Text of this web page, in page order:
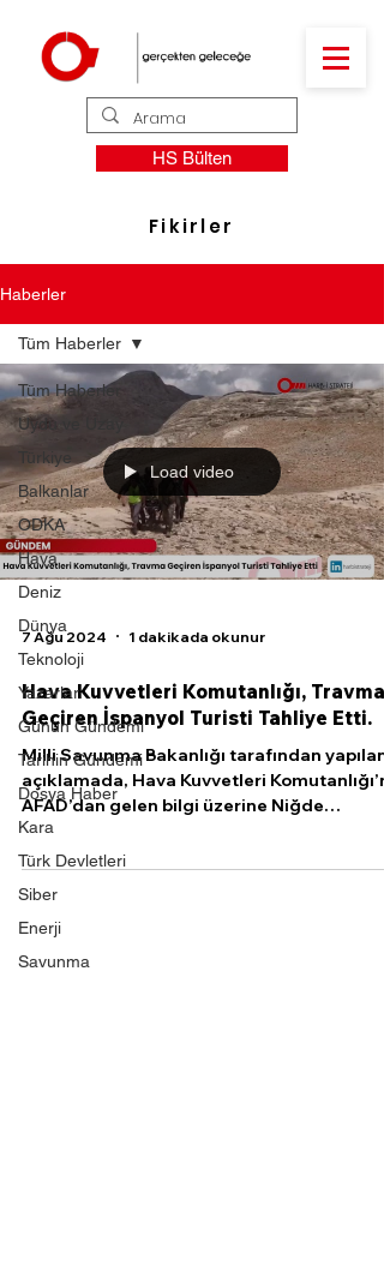
HS Bülten
Fikirler
Haberler
Tüm Haberler
Uydu ve Uzay
Türkiye
Balkanlar
ODKA
Hava
Deniz
Dünya
Teknoloji
Yazarlar
Günün Gündemi
Tarihin Gündemi
Dosya Haber
Kara
Türk Devletleri
Siber
Enerji
Savunma
Tüm Haberler
Load video
7 Ağu 2024 1 dakikada okunur
Hava Kuvvetleri Komutanlığı, Travma
Geçiren İspanyol Turisti Tahliye Etti.
Milli Savunma Bakanlığı tarafından yapılan
açıklamada, Hava Kuvvetleri
AFAD’dan gelen bilgi üzerine Niğde
Aladağlar...